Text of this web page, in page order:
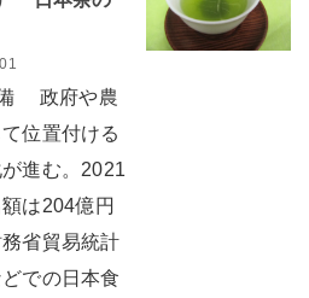
政府や農
位置付ける
進む。2021
は204億円
省貿易統計
での日本食